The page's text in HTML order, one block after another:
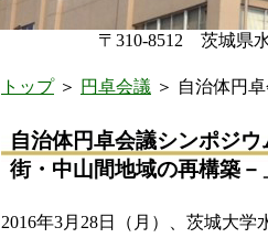
〒310-8512 茨城県
トップ＞ 円卓会議 ＞ 自治体円
自治体円卓会議シンポジ
街・中山間地域の再構築－
2016年3月28日（月）、茨城大